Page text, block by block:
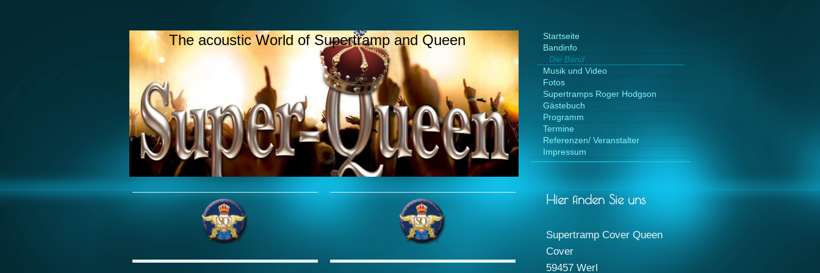
The acoustic World of Supertramp and Queen
Startseite
Bandinfo
Die Band
Musik und Video
Fotos
Supertramps Roger Hodgson
Gästebuch
Programm
Termine
Referenzen/ Veranstalter
Impressum
Hier finden Sie uns
Supertramp Cover Queen
Cover
59457 Werl